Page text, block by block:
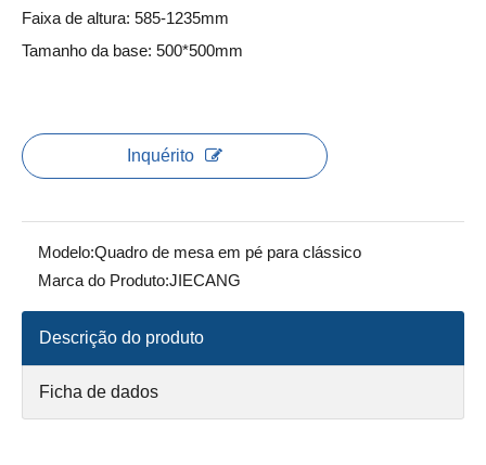
Faixa de altura: 585-1235mm
Tamanho da base: 500*500mm
Inquérito
Modelo:Quadro de mesa em pé para clássico
Marca do Produto:JIECANG
Descrição do produto
Ficha de dados